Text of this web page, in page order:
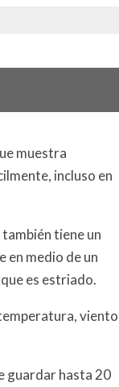
muestra
incluso en
tiene un
en medio de un
es estriado.
viento
guardar hasta 20